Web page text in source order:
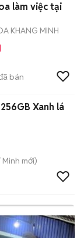
làm việc tại
KHANG MINH
bán
Xanh lá
Minh mới)